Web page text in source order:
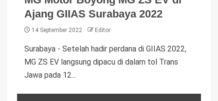
Ajang GIIAS Surabaya 2022
14 September 2022 Editor
Surabaya - Setelah hadir perdana di GIIAS 2022,
MG ZS EV langsung dipacu di dalam tol Trans
Jawa pada 12...